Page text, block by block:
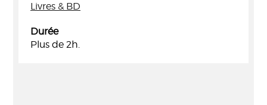
Livres & BD
Durée
Plus de 2h.